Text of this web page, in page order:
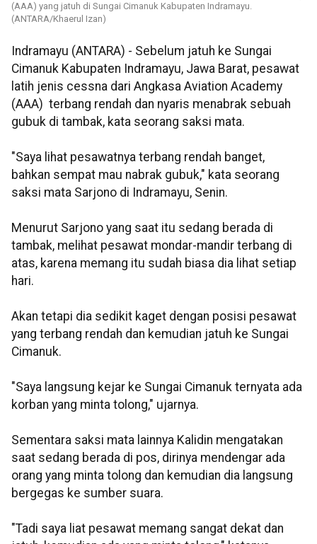
(AAA) yang jatuh di Sungai Cimanuk Kabupaten Indramayu.
(ANTARA/Khaerul Izan)
Indramayu (ANTARA) - Sebelum jatuh ke Sungai
Cimanuk Kabupaten Indramayu, Jawa Barat, pesawat
latih jenis cessna dari Angkasa Aviation Academy
(AAA) terbang rendah dan nyaris menabrak sebuah
gubuk di tambak, kata seorang saksi mata.
"Saya lihat pesawatnya terbang rendah banget,
bahkan sempat mau nabrak gubuk," kata seorang
saksi mata Sarjono di Indramayu, Senin.
Menurut Sarjono yang saat itu sedang berada di
tambak, melihat pesawat mondar-mandir terbang di
atas, karena memang itu sudah biasa dia lihat setiap
hari.
Akan tetapi dia sedikit kaget dengan posisi pesawat
yang terbang rendah dan kemudian jatuh ke Sungai
Cimanuk.
"Saya langsung kejar ke Sungai Cimanuk ternyata ada
korban yang minta tolong," ujarnya.
Sementara saksi mata lainnya Kalidin mengatakan
saat sedang berada di pos, dirinya mendengar ada
orang yang minta tolong dan kemudian dia langsung
bergegas ke sumber suara.
"Tadi saya liat pesawat memang sangat dekat dan